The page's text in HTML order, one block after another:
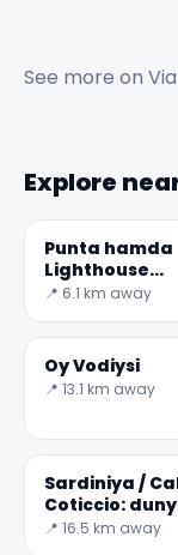
See more on
Explore
Punta hamda
Lighthouse
sardiniya /
📍 6.1 km away
Oy Vodiysi
📍 13.1 km away
Sardiniya /
Coticcio:
eng go'zal
📍 16.5 km away